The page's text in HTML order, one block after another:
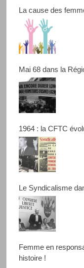
La cause des
Mai 68 dans la
1964 : la CFTC
Le Syndicalisme
Femme en
histoire !